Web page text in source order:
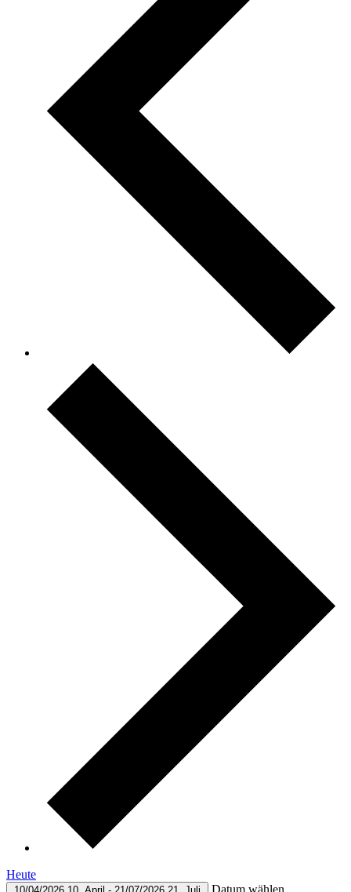
Heute
Datum wählen.